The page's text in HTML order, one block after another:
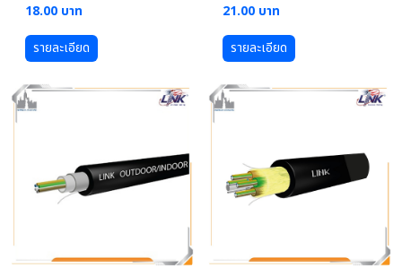
18.00 บาท
รายละเอียด
21.00 บาท
รายละเอียด